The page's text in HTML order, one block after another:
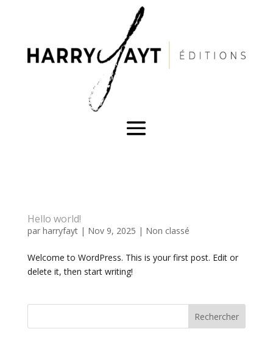
Hello world!
par harryfayt| Nov 9, 2025 | Non classé
Welcome to WordPress. This is your first post. Edit or
delete it, then start writing!
Rechercher